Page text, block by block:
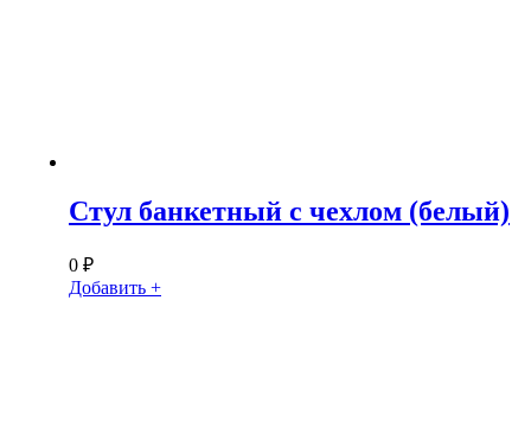
Стул банкетный с чехлом (белый)
0 ₽
Добавить +